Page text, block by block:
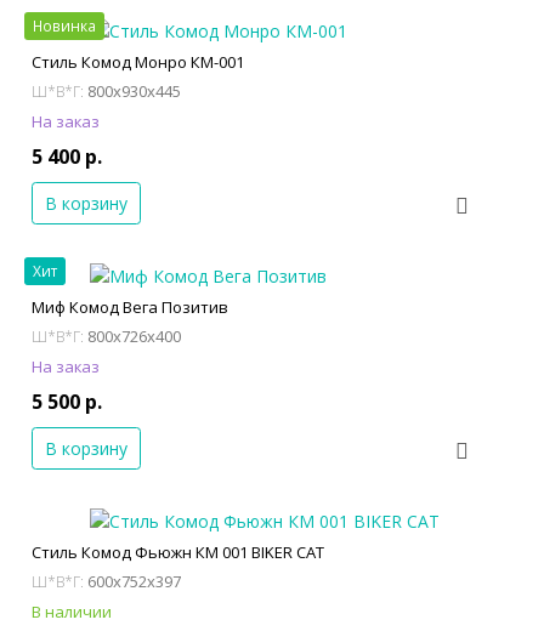
Новинка
Стиль Комод Монро КМ-001
Ш*В*Г: 800x930x445
На заказ
5 400 р.
В корзину
Хит
Миф Комод Вега Позитив
Ш*В*Г: 800x726x400
На заказ
5 500 р.
В корзину
Стиль Комод Фьюжн КМ 001 BIKER CAT
Ш*В*Г: 600x752x397
В наличии